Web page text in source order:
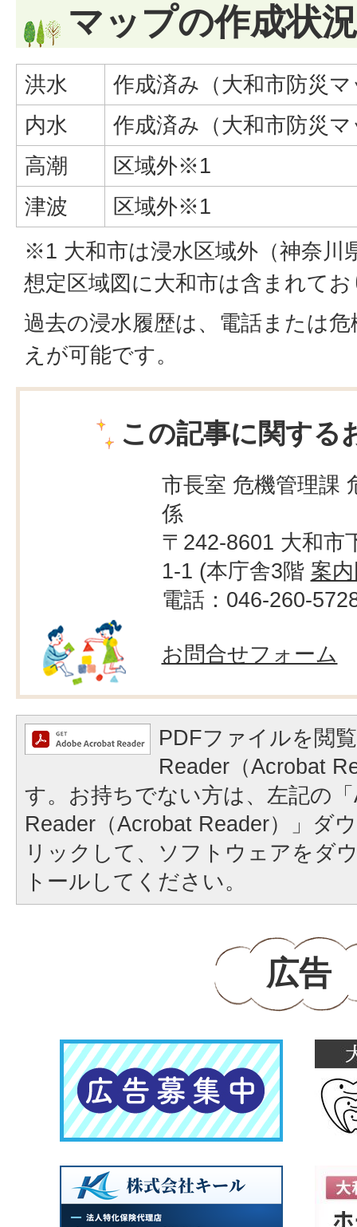
マップの作成状
洪水
作成済み（大和市防災
内水
作成済み（大和市防災
高潮
区域外※1
津波
区域外※1
※1 大和市は浸水区域外（神奈川
想定区域図に大和市は含まれて
過去の浸水履歴は、電話または
えが可能です。
この記事に関する
市長室 危機管理課
係
〒242-8601 大和市
1-1 (本庁舎3階 案
電話：046-260-
お問合せフォーム
PDFファイルを閲
Reader（Acrobat
す。お持ちでない方は、左記の
Reader（Acrobat Reader）」ダ
リックして、ソフトウェアをダ
トールしてください。
広告